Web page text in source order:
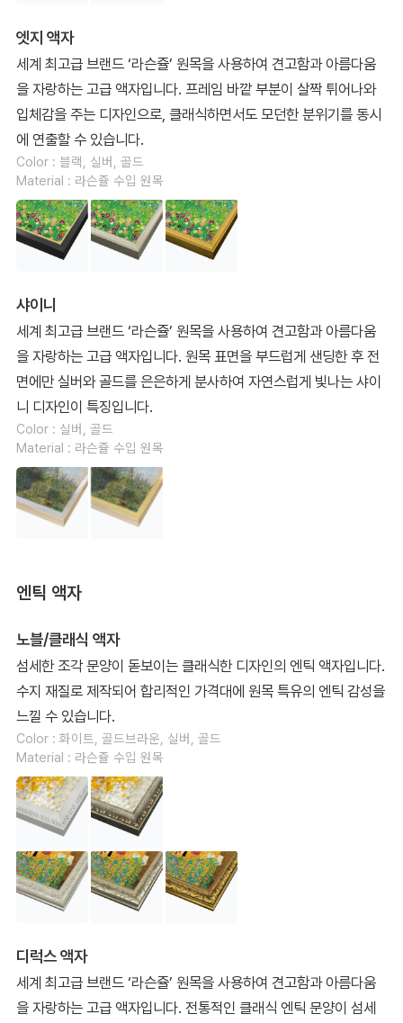
엣지 액자
세계 최고급 브랜드 ‘라슨쥴’ 원목을 사용하여 견고함과 아름다움
을 자랑하는 고급 액자입니다. 프레임 바깥 부분이 살짝 튀어나와
입체감을 주는 디자인으로, 클래식하면서도 모던한 분위기를 동시
에 연출할 수 있습니다.
Color : 블랙, 실버, 골드
Material : 라슨쥴 수입 원목
샤이니
세계 최고급 브랜드 ‘라슨쥴’ 원목을 사용하여 견고함과 아름다움
을 자랑하는 고급 액자입니다. 원목 표면을 부드럽게 샌딩한 후 전
면에만 실버와 골드를 은은하게 분사하여 자연스럽게 빛나는 샤이
니 디자인이 특징입니다.
Color : 실버, 골드
Material : 라슨쥴 수입 원목
엔틱 액자
노블/클래식 액자
섬세한 조각 문양이 돋보이는 클래식한 디자인의 엔틱 액자입니다.
수지 재질로 제작되어 합리적인 가격대에 원목 특유의 엔틱 감성을
느낄 수 있습니다.
Color : 화이트, 골드브라운, 실버, 골드
Material : 라슨쥴 수입 원목
디럭스 액자
세계 최고급 브랜드 ‘라슨쥴’ 원목을 사용하여 견고함과 아름다움
을 자랑하는 고급 액자입니다. 전통적인 클래식 엔틱 문양이 섬세